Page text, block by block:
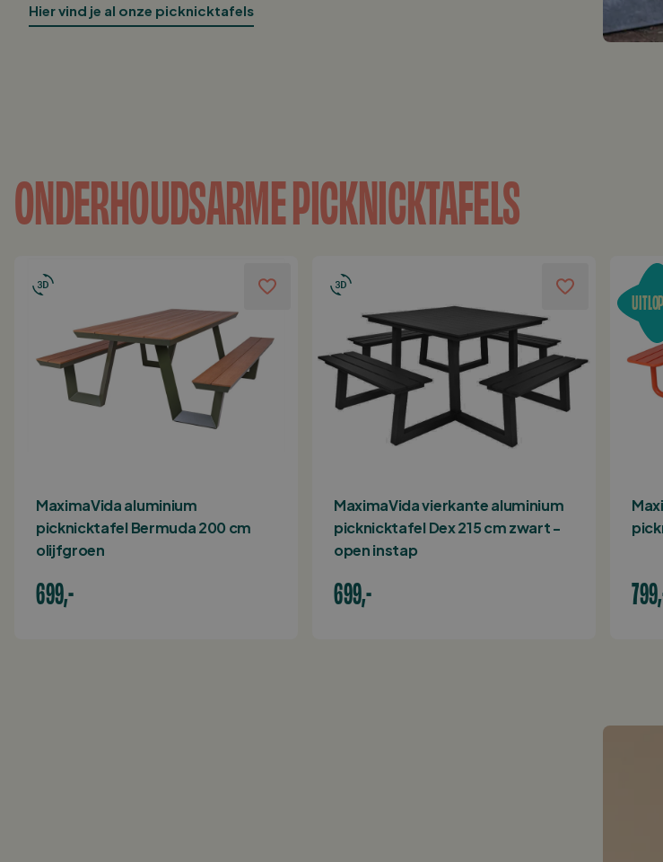
Hier vind je al onze picknicktafels
ONDERHOUDSARME PICKNICKTAFELS
MaximaVida aluminium
picknicktafel Bermuda 200 cm
olijfgroen
699,-
MaximaVida vierkante aluminium
picknicktafel Dex 215 cm zwart -
open instap
699,-